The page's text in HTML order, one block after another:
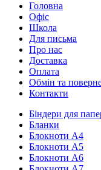
Головна
Офіс
Школа
Для письма
Про нас
Доставка
Оплата
Обмін та
Контакти
Біндери для
Бланки
Блокноти А4
Блокноти А5
Блокноти А6